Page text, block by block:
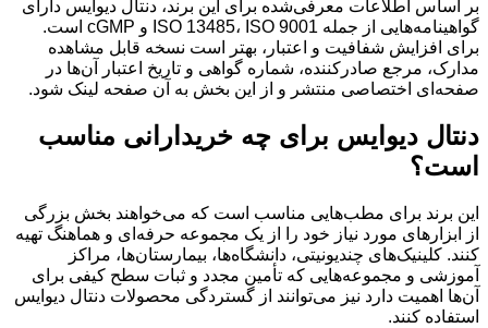
بر اساس اطلاعات معرفی‌شده برای این برند، دنتال دیوایس دارای
گواهینامه‌هایی از جمله ISO 13485، ISO 9001 و cGMP است.
برای افزایش شفافیت و اعتبار، بهتر است نسخه قابل مشاهده
مدارک، مرجع صادرکننده، شماره گواهی و تاریخ اعتبار آن‌ها در
صفحه‌ای اختصاصی منتشر و از این بخش به آن صفحه لینک شود.
دنتال دیوایس برای چه خریدارانی مناسب
است؟
این برند برای مطب‌هایی مناسب است که می‌خواهند بخش بزرگی
از ابزارهای مورد نیاز خود را از یک مجموعه حرفه‌ای و هماهنگ تهیه
کنند. کلینیک‌های چندیونیتی، دانشگاه‌ها، بیمارستان‌ها، مراکز
آموزشی و مجموعه‌هایی که تأمین مجدد و ثبات سطح کیفی برای
آن‌ها اهمیت دارد نیز می‌توانند از گستردگی محصولات دنتال دیوایس
استفاده کنند.